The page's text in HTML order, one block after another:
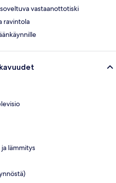
vastaanottotiski
ravintola
lämmitys